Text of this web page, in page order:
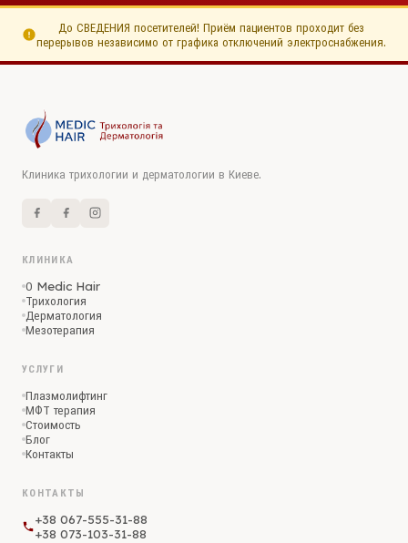
До СВЕДЕНИЯ посетителей! Приём пациентов проходит без
перерывов независимо от графика отключений электроснабжения.
Клиника трихологии и дерматологии в Киеве.
КЛИНИКА
О Medic Hair
Трихология
Дерматология
Мезотерапия
УСЛУГИ
Плазмолифтинг
МФТ терапия
Стоимость
Блог
Контакты
КОНТАКТЫ
+38 067-555-31-88
+38 073-103-31-88